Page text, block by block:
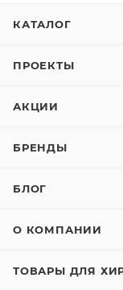
КАТАЛОГ
ПРОЕКТЫ
АКЦИИ
БРЕНДЫ
БЛОГ
О КОМПАНИИ
ТОВАРЫ ДЛЯ